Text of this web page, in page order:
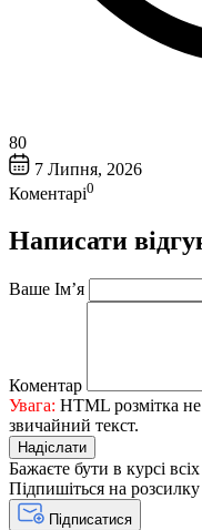
80
7 Липня, 2026
Коментарі0
Написати
Ваше Iм’я
Коментар
Увага: HTML розмітка
звичайний текст.
Надіслати
Бажаєте бути в курсі
Підпишіться на розсилку
Підписатися